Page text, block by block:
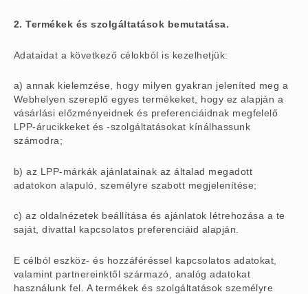
2. Termékek és szolgáltatások bemutatása.
Adataidat a következő célokból is kezelhetjük:
a) annak kielemzése, hogy milyen gyakran jeleníted meg a
Webhelyen szereplő egyes termékeket, hogy ez alapján a
vásárlási előzményeidnek és preferenciáidnak megfelelő
LPP-árucikkeket és -szolgáltatásokat kínálhassunk
számodra;
b) az LPP-márkák ajánlatainak az általad megadott
adatokon alapuló, személyre szabott megjelenítése;
c) az oldalnézetek beállítása és ajánlatok létrehozása a te
saját, divattal kapcsolatos preferenciáid alapján.
E célból eszköz- és hozzáféréssel kapcsolatos adatokat,
valamint partnereinktől származó, analóg adatokat
használunk fel. A termékek és szolgáltatások személyre